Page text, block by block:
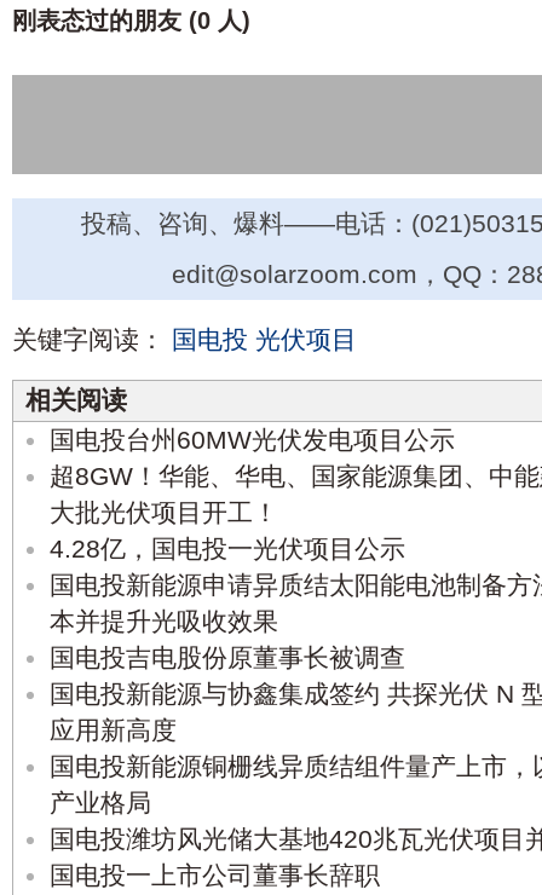
刚表态过的朋友 (0 人)
投稿、咨询、爆料——电话：
edit@solarzoom.com，QQ：
关键字阅读： 国电投 光伏项目
相关阅读
国电投台州60MW光伏发电项目公示
超8GW！华能、华电、国家能源集团、中
大批光伏项目开工！
4.28亿，国电投一光伏项目公示
国电投新能源申请异质结太阳能电池制备
本并提升光吸收效果
国电投吉电股份原董事长被调查
国电投新能源与协鑫集成签约 共探光伏 N
应用新高度
国电投新能源铜栅线异质结组件量产上市
产业格局
国电投潍坊风光储大基地420兆瓦光伏项目
国电投一上市公司董事长辞职